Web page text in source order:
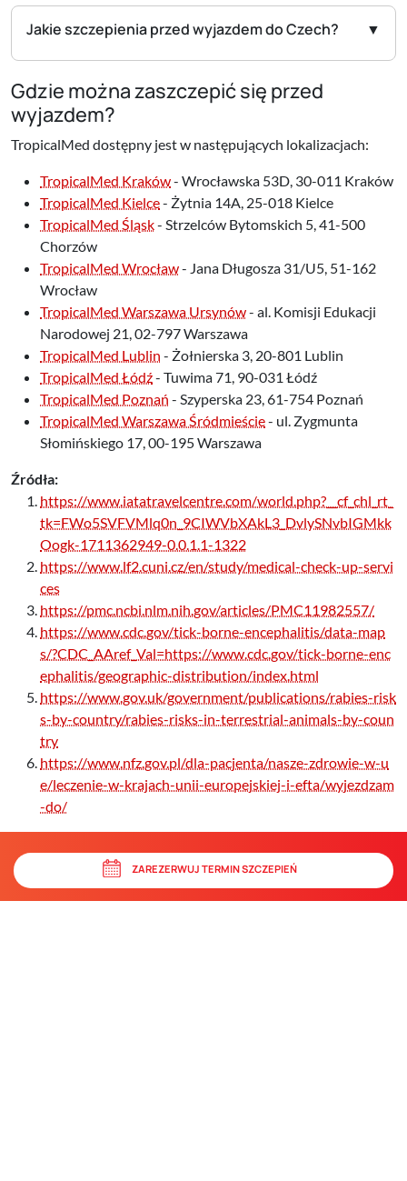
Jakie szczepienia przed wyjazdem do Czech?
Gdzie można zaszczepić się przed
wyjazdem?
TropicalMed dostępny jest w następujących lokalizacjach:
TropicalMed Kraków- Wrocławska 53D, 30-011 Kraków
TropicalMed Kielce- Żytnia 14A, 25-018 Kielce
TropicalMed Śląsk- Strzelców Bytomskich 5, 41-500
Chorzów
TropicalMed Wrocław- Jana Długosza 31/U5, 51-162
Wrocław
TropicalMed Warszawa Ursynów- al. Komisji Edukacji
Narodowej 21, 02-797 Warszawa
TropicalMed Lublin - Żołnierska 3, 20-801 Lublin
TropicalMed Łódź- Tuwima 71, 90-031 Łódź
TropicalMed Poznań - Szyperska 23, 61-754 Poznań
TropicalMed Warszawa Śródmieście- ul. Zygmunta
Słomińskiego 17, 00-195 Warszawa
Źródła:
https://www.iatatravelcentre.com/world.php?__cf_chl_rt_
tk=FWo5SVFVMlq0n_9CIWVbXAkL3_DvlySNvbIGMkk
Oogk-1711362949-0.0.1.1-1322
https://www.lf2.cuni.cz/en/study/medical-check-up-servi
ces
https://pmc.ncbi.nlm.nih.gov/articles/PMC11982557/
https://www.cdc.gov/tick-borne-encephalitis/data-map
s/?CDC_AAref_Val=https://www.cdc.gov/tick-borne-enc
ephalitis/geographic-distribution/index.html
https://www.gov.uk/government/publications/rabies-risk
s-by-country/rabies-risks-in-terrestrial-animals-by-coun
try
https://www.nfz.gov.pl/dla-pacjenta/nasze-zdrowie-w-u
e/leczenie-w-krajach-unii-europejskiej-i-efta/wyjezdzam
-do/
ZAREZERWUJ TERMIN SZCZEPIEŃ